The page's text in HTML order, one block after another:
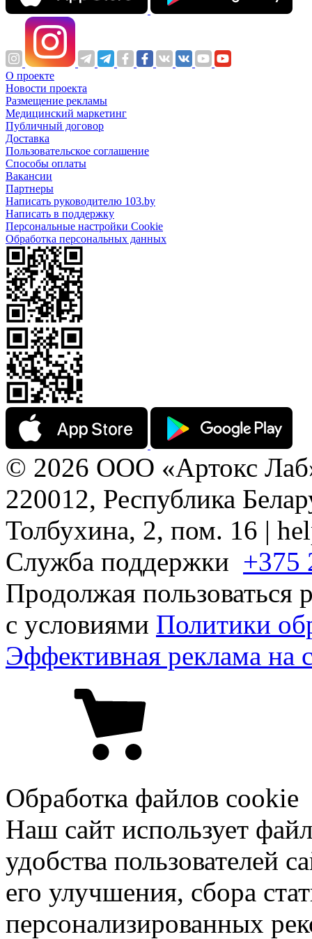
О проекте
Новости проекта
Размещение рекламы
Медицинский маркетинг
Публичный договор
Доставка
Пользовательское соглашение
Способы оплаты
Вакансии
Партнеры
Написать руководителю 103.by
Написать в поддержку
Персональные настройки Cookie
Обработка персональных данных
© 2026 ООО «Артокс
220012, Республика
Толбухина, 2, пом. 16 |
Служба поддержки +375
Продолжая пользоваться
с условиями Политики
Эффективная реклама на
Обработка файлов cookie
Наш сайт использует
удобства пользователей
его улучшения, сбора
персонализированных